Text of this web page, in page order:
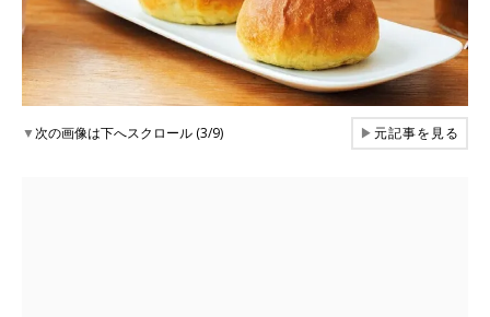
▼次の画像は下へスクロール (3/9) ▶元記事を見る